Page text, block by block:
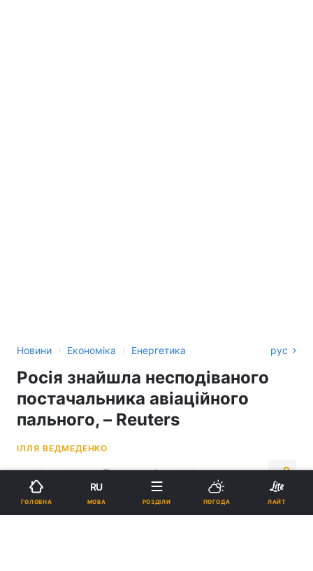
Новини › Економіка › Енергетика рус
Росія знайшла несподіваного
постачальника авіаційного
пального, – Reuters
ІЛЛЯ ВЕДМЕДЕНКО
19:07, 03.07.26 3 хв. 64757
Підпишіться на нас в Google
ГОЛОВНА
RU
МОВА РОЗДІЛИ ПОГОДА ЛАЙТ